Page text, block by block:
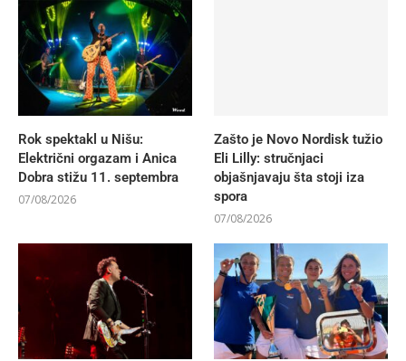
Rok spektakl u Nišu:
Električni orgazam i Anica
Dobra stižu 11. septembra
07/08/2026
Zašto je Novo Nordisk tužio
Eli Lilly: stručnjaci
objašnjavaju šta stoji iza
spora
07/08/2026